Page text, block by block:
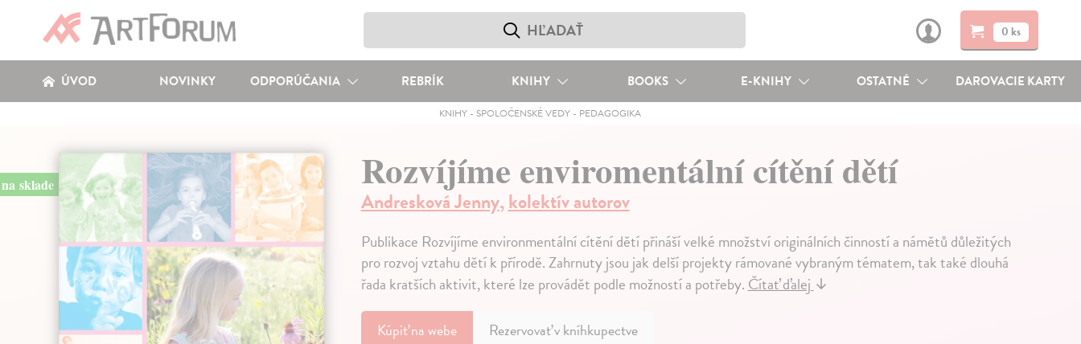
0 ks
ÚVOD NOVINKY ODPORÚČANIA REBRÍK KNIHY BOOKS E-KNIHY OSTATNÉ DAROVACIE KARTY
KNIHY - SPOLOČENSKÉ VEDY - PEDAGOGIKA
na sklade Rozvíjíme enviromentální cítění dětí
Andresková Jenny,kolektív autorov
Publikace Rozvíjíme environmentální cítění dětí přináší velké množství originálních činností a námětů důležitých
pro rozvoj vztahu dětí k přírodě. Zahrnuty jsou jak delší projekty rámované vybraným tématem, tak také dlouhá
řada kratších aktivit, které lze provádět podle možností a potřeby.Čítať ďalej↓
Kúpiťna webe Rezervovať v kníhkupectve